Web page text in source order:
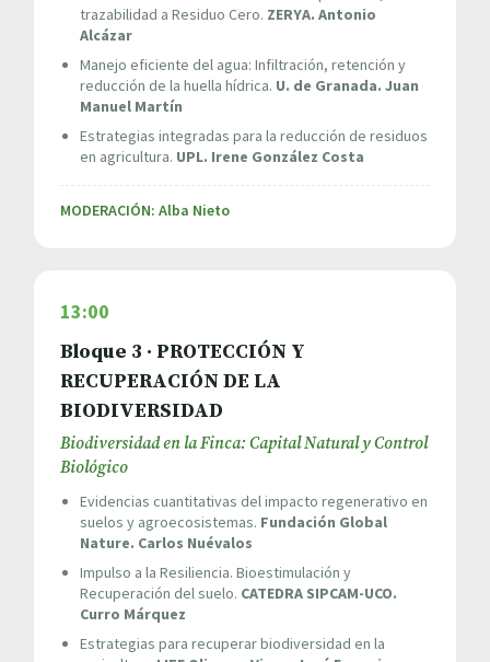
trazabilidad a Residuo Cero. ZERYA. Antonio
Alcázar
Manejo eficiente del agua: Infiltración, retención y
reducción de la huella hídrica. U. de Granada. Juan
Manuel Martín
Estrategias integradas para la reducción de residuos
en agricultura. UPL. Irene González Costa
MODERACIÓN: Alba Nieto
13:00
Bloque 3 · PROTECCIÓN Y
RECUPERACIÓN DE LA
BIODIVERSIDAD
Biodiversidad en la Finca: Capital Natural y Control
Biológico
Evidencias cuantitativas del impacto regenerativo en
suelos y agroecosistemas. Fundación Global
Nature. Carlos Nuévalos
Impulso a la Resiliencia. Bioestimulación y
Recuperación del suelo. CATEDRA SIPCAM-UCO.
Curro Márquez
Estrategias para recuperar biodiversidad en la